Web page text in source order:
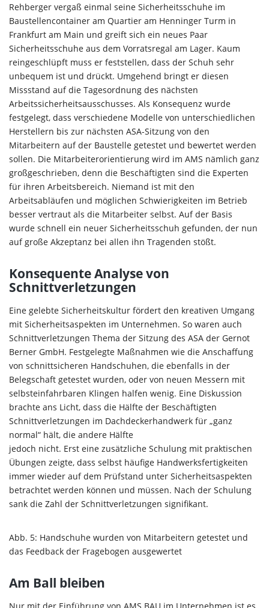
Rehberger vergaß einmal seine Sicherheitsschuhe im
Baustellencontainer am Quartier am Henninger Turm in
Frankfurt am Main und greift sich ein neues Paar
Sicherheitsschuhe aus dem Vorratsregal am Lager. Kaum
reingeschlüpft muss er feststellen, dass der Schuh sehr
unbequem ist und drückt. Umgehend bringt er diesen
Missstand auf die Tagesordnung des nächsten
Arbeitssicherheitsausschusses. Als Konsequenz wurde
festgelegt, dass verschiedene Modelle von unterschiedlichen
Herstellern bis zur nächsten ASA-Sitzung von den
Mitarbeitern auf der Baustelle getestet und bewertet werden
sollen. Die Mitarbeiterorientierung wird im AMS nämlich ganz
großgeschrieben, denn die Beschäftigten sind die Experten
für ihren Arbeitsbereich. Niemand ist mit den
Arbeitsabläufen und möglichen Schwierigkeiten im Betrieb
besser vertraut als die Mitarbeiter selbst. Auf der Basis
wurde schnell ein neuer Sicherheitsschuh gefunden, der nun
auf große Akzeptanz bei allen ihn Tragenden stößt.
Konsequente Analyse von
Schnittverletzungen
Eine gelebte Sicherheitskultur fördert den kreativen Umgang
mit Sicherheitsaspekten im Unternehmen. So waren auch
Schnittverletzungen Thema der Sitzung des ASA der Gernot
Berner GmbH. Festgelegte Maßnahmen wie die Anschaffung
von schnittsicheren Handschuhen, die ebenfalls in der
Belegschaft getestet wurden, oder von neuen Messern mit
selbsteinfahrbaren Klingen halfen wenig. Eine Diskussion
brachte ans Licht, dass die Hälfte der Beschäftigten
Schnittverletzungen im Dachdeckerhandwerk für „ganz
normal“ hält, die andere Hälfte
jedoch nicht. Erst eine zusätzliche Schulung mit praktischen
Übungen zeigte, dass selbst häufige Handwerksfertigkeiten
immer wieder auf dem Prüfstand unter Sicherheitsaspekten
betrachtet werden können und müssen. Nach der Schulung
sank die Zahl der Schnittverletzungen signifikant.
Abb. 5: Handschuhe wurden von Mitarbeitern getestet und
das Feedback der Fragebogen ausgewertet
Am Ball bleiben